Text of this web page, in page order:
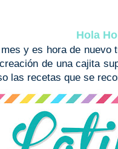
Hola
y es hora de nuevo
de una cajita
las recetas que se